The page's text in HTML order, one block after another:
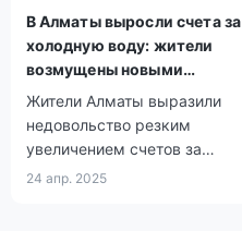
В Алматы выросли счета за
холодную воду: жители
возмущены новыми
тарифами
Жители Алматы выразили
недовольство резким
увеличением счетов за
холодную воду.
24 апр. 2025